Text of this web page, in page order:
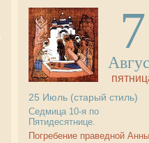
7
25 Июль (старый стиль)
Седмица 10-я по
Пятидесятнице.
Погребение праведной